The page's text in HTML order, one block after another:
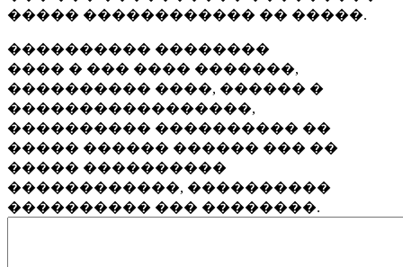
����� ������������ �� �����.
���������� ��������
���� � ��� ���� �������,
���������� ����, ������ �
�����������������,
���������� ���������� ��
����� ������ ������ ��� ��
����� ����������
������������, ����������
���������� ��� ��������.